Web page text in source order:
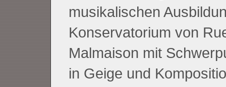
musikalischen
Konservatorium von
Malmaison mit
in Geige und